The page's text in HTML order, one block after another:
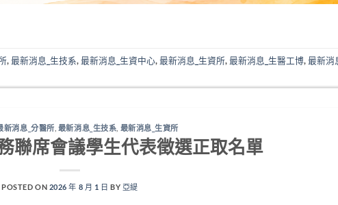
,最新消息_生技系,最新消息_生資中心,最新消息_生資所,最新消息_生醫工博,最新消
新消息_分醫所 最新消息_生技系 最新消息_生資所
聯席會議學生代表徵選正取名單
POSTED ON 2026 年 8 月 1 日 BY 亞緹